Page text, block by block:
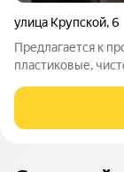
улица Крупской,6
Предлагается к
пластиковые,
натяжные
сантехника